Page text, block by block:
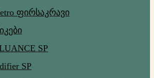
ფირსაკრავი
SP
SP